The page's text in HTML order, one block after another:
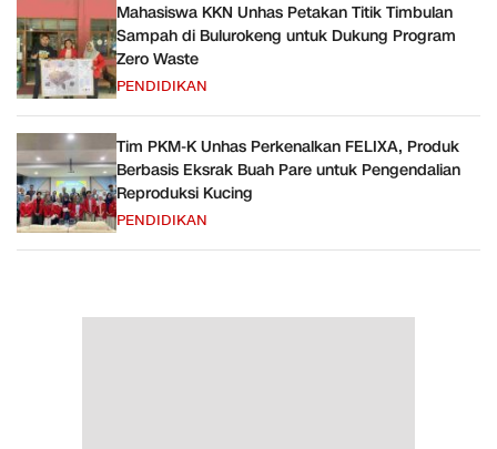
Mahasiswa KKN Unhas Petakan Titik Timbulan
Sampah di Bulurokeng untuk Dukung Program
Zero Waste
PENDIDIKAN
Tim PKM-K Unhas Perkenalkan FELIXA, Produk
Berbasis Eksrak Buah Pare untuk Pengendalian
Reproduksi Kucing
PENDIDIKAN